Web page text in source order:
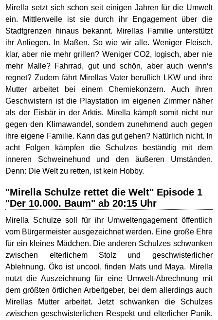
Mirella setzt sich schon seit einigen Jahren für die Umwelt
ein. Mittlerweile ist sie durch ihr Engagement über die
Stadtgrenzen hinaus bekannt. Mirellas Familie unterstützt
ihr Anliegen. In Maßen. So wie wir alle. Weniger Fleisch,
klar, aber nie mehr grillen? Weniger CO2, logisch, aber nie
mehr Malle? Fahrrad, gut und schön, aber auch wenn‘s
regnet? Zudem fährt Mirellas Vater beruflich LKW und ihre
Mutter arbeitet bei einem Chemiekonzern. Auch ihren
Geschwistern ist die Playstation im eigenen Zimmer näher
als der Eisbär in der Arktis. Mirella kämpft somit nicht nur
gegen den Klimawandel, sondern zunehmend auch gegen
ihre eigene Familie. Kann das gut gehen? Natürlich nicht. In
acht Folgen kämpfen die Schulzes beständig mit dem
inneren Schweinehund und den äußeren Umständen.
Denn: Die Welt zu retten, ist kein Hobby.
"Mirella Schulze rettet die Welt" Episode 1
"Der 10.000. Baum" ab 20:15 Uhr
Mirella Schulze soll für ihr Umweltengagement öffentlich
vom Bürgermeister ausgezeichnet werden. Eine große Ehre
für ein kleines Mädchen. Die anderen Schulzes schwanken
zwischen elterlichem Stolz und geschwisterlicher
Ablehnung. Öko ist uncool, finden Mats und Maya. Mirella
nutzt die Auszeichnung für eine Umwelt-Abrechnung mit
dem größten örtlichen Arbeitgeber, bei dem allerdings auch
Mirellas Mutter arbeitet. Jetzt schwanken die Schulzes
zwischen geschwisterlichen Respekt und elterlicher Panik.